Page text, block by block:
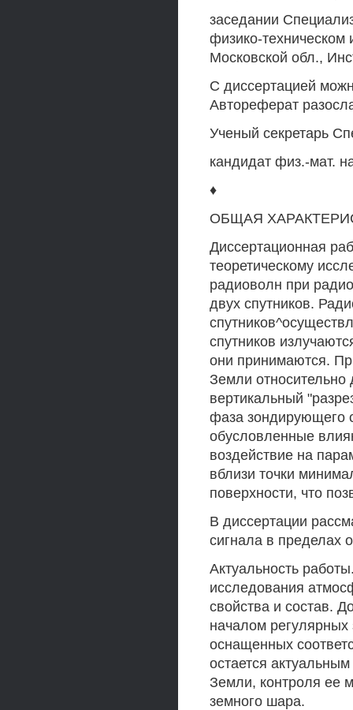
заседании
физико-техническом
Московской обл.,
С диссертацией
Автореферат
Ученый секретарь
кандидат физ.-мат.
♦
ОБЩАЯ
Диссертационная
теоретическому
радиоволн при
двух спутников.
спутников
они принимаются.
Земли относительно
вертикальный
фаза зондирующего
обусловленные
воздействие на
вблизи точки
поверхности, что
В диссертации
сигнала в пределах
Актуальность
исследования
свойства и состав.
началом регулярных
оснащенных
остается
Земли, контроля ее
земного шара.